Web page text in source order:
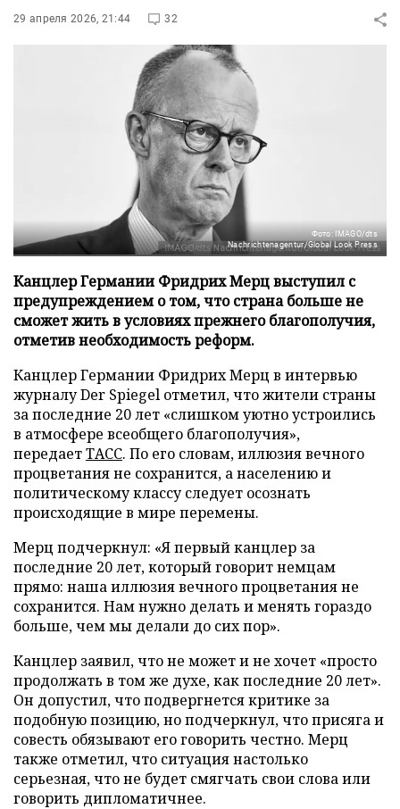
29 апреля 2026, 21:44 32
Фото: IMAGO/dts
Nachrichtenagentur/Global Look Press
Канцлер Германии Фридрих Мерц выступил с
предупреждением о том, что страна больше не
сможет жить в условиях прежнего благополучия,
отметив необходимость реформ.
Канцлер Германии Фридрих Мерц в интервью
журналу Der Spiegel отметил, что жители страны
за последние 20 лет «слишком уютно устроились
в атмосфере всеобщего благополучия»,
передаетТАСС. По его словам, иллюзия вечного
процветания не сохранится, а населению и
политическому классу следует осознать
происходящие в мире перемены.
Мерц подчеркнул: «Я первый канцлер за
последние 20 лет, который говорит немцам
прямо: наша иллюзия вечного процветания не
сохранится. Нам нужно делать и менять гораздо
больше, чем мы делали до сих пор».
Канцлер заявил, что не может и не хочет «просто
продолжать в том же духе, как последние 20 лет».
Он допустил, что подвергнется критике за
подобную позицию, но подчеркнул, что присяга и
совесть обязывают его говорить честно. Мерц
также отметил, что ситуация настолько
серьезная, что не будет смягчать свои слова или
говорить дипломатичнее.